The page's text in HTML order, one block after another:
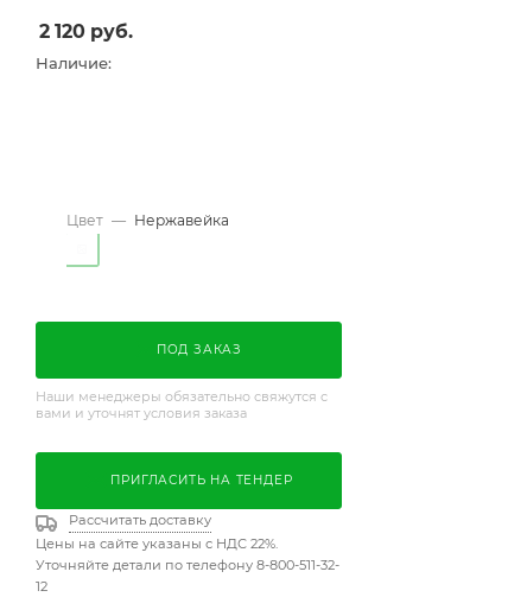
2 120 руб.
Наличие:
Цвет — Нержавейка
ПОД ЗАКАЗ
Наши менеджеры обязательно свяжутся с
вами и уточнят условия заказа
ПРИГЛАСИТЬ НА ТЕНДЕР
Рассчитать доставку
Цены на сайте указаны с НДС 22%.
Уточняйте детали по телефону 8-800-511-32-
12